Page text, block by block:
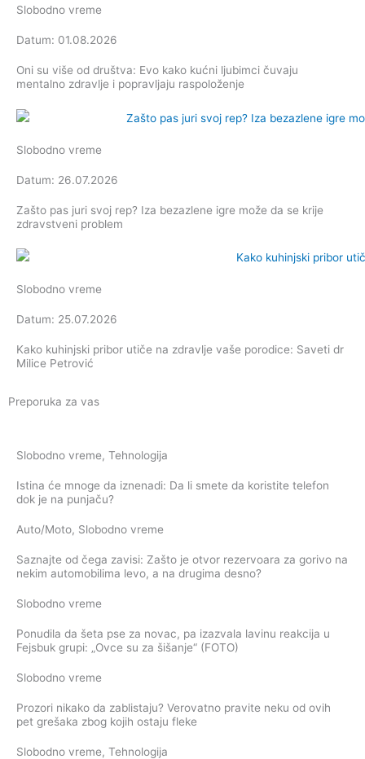
Slobodno vreme
Datum: 01.08.2026
Oni su više od društva: Evo kako kućni ljubimci čuvaju
mentalno zdravlje i popravljaju raspoloženje
Slobodno vreme
Datum: 26.07.2026
Zašto pas juri svoj rep? Iza bezazlene igre može da se krije
zdravstveni problem
Slobodno vreme
Datum: 25.07.2026
Kako kuhinjski pribor utiče na zdravlje vaše porodice: Saveti dr
Milice Petrović
Preporuka za vas
Slobodno vreme, Tehnologija
Istina će mnoge da iznenadi: Da li smete da koristite telefon
dok je na punjaču?
Auto/Moto, Slobodno vreme
Saznajte od čega zavisi: Zašto je otvor rezervoara za gorivo na
nekim automobilima levo, a na drugima desno?
Slobodno vreme
Ponudila da šeta pse za novac, pa izazvala lavinu reakcija u
Fejsbuk grupi: „Ovce su za šišanje“ (FOTO)
Slobodno vreme
Prozori nikako da zablistaju? Verovatno pravite neku od ovih
pet grešaka zbog kojih ostaju fleke
Slobodno vreme, Tehnologija